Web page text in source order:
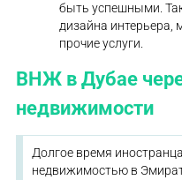
быть успешными.
дизайна интерьера,
прочие услуги.
ВНЖ в Дубае
недвижимости
Долгое время
недвижимостью в